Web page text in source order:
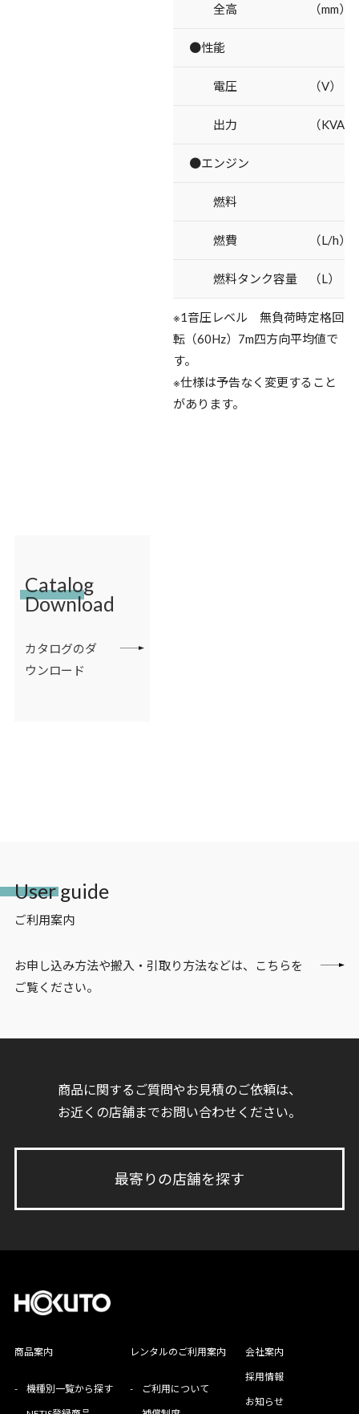
全高 （mm）
●性能
電圧 （V）
出力 （KVA）
●エンジン
燃料
燃費 （L/h）
燃料タンク容量 （L）
※1音圧レベル 無負荷時定格回
転（60Hz）7m四方向平均値で
す。
※仕様は予告なく変更すること
があります。
Catalog
Download
カタログのダ
ウンロード
User guide
ご利用案内
お申し込み方法や搬入・引取り方法などは、こちらを
ご覧ください。
商品に関するご質問やお見積のご依頼は、
お近くの店舗までお問い合わせください。
最寄りの店舗を探す
商品案内
- 機種別一覧から探す
レンタルのご利用案内
- ご利用について
会社案内
採用情報
お知らせ